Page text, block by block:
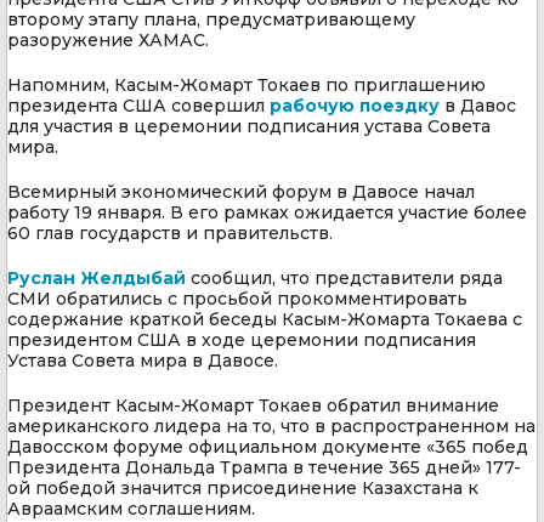
второму этапу плана, предусматривающему
разоружение ХАМАС.
Напомним, Касым-Жомарт Токаев по приглашению
президента США совершил рабочую поездку в Давос
для участия в церемонии подписания устава Совета
мира.
Всемирный экономический форум в Давосе начал
работу 19 января. В его рамках ожидается участие более
60 глав государств и правительств.
Руслан Желдыбай сообщил, что представители ряда
СМИ обратились с просьбой прокомментировать
содержание краткой беседы Касым-Жомарта Токаева с
президентом США в ходе церемонии подписания
Устава Совета мира в Давосе.
Президент Касым-Жомарт Токаев обратил внимание
американского лидера на то, что в распространенном на
Давосском форуме официальном документе «365 побед
Президента Дональда Трампа в течение 365 дней» 177-
ой победой значится присоединение Казахстана к
Авраамским соглашениям.